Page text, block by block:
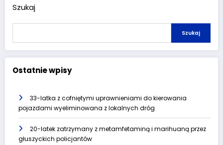
Szukaj
Szukaj
Ostatnie wpisy
33-latka z cofniętymi uprawnieniami do kierowania
pojazdami wyeliminowana z lokalnych dróg
20-latek zatrzymany z metamfetaminą i marihuaną przez
głuszyckich policjantów